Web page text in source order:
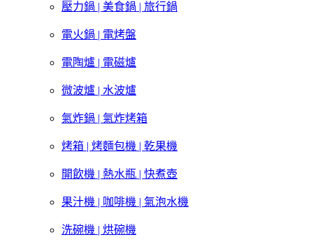
壓力鍋 | 美食鍋 | 旅行鍋
電火鍋 | 電烤盤
電陶爐 | 電磁爐
微波爐 | 水波爐
氣炸鍋 | 氣炸烤箱
烤箱 | 烤麵包機 | 乾果機
開飲機 | 熱水瓶 | 快煮壺
果汁機 | 咖啡機 | 氣泡水機
洗碗機 | 烘碗機